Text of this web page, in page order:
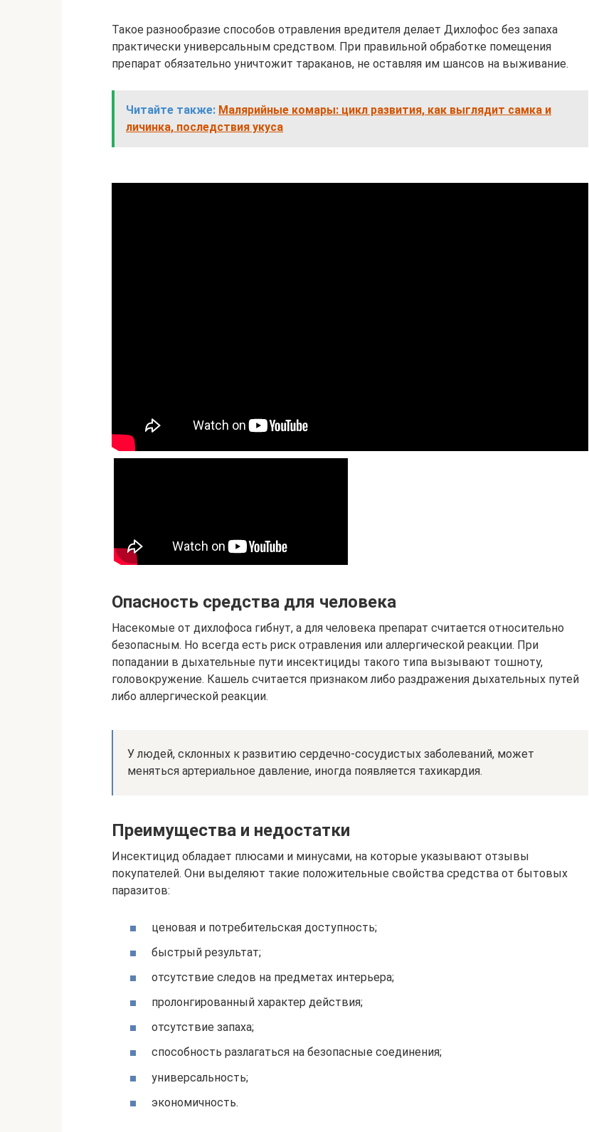
Такое разнообразие способов отравления вредителя делает Дихлофос без запаха
практически универсальным средством. При правильной обработке помещения
препарат обязательно уничтожит тараканов, не оставляя им шансов на выживание.
Читайте также: Малярийные комары: цикл развития, как выглядит самка и
личинка, последствия укуса
Опасность средства для человека
Насекомые от дихлофоса гибнут, а для человека препарат считается относительно
безопасным. Но всегда есть риск отравления или аллергической реакции. При
попадании в дыхательные пути инсектициды такого типа вызывают тошноту,
головокружение. Кашель считается признаком либо раздражения дыхательных путей
либо аллергической реакции.
У людей, склонных к развитию сердечно-сосудистых заболеваний, может
меняться артериальное давление, иногда появляется тахикардия.
Преимущества и недостатки
Инсектицид обладает плюсами и минусами, на которые указывают отзывы
покупателей. Они выделяют такие положительные свойства средства от бытовых
паразитов:
ценовая и потребительская доступность;
быстрый результат;
отсутствие следов на предметах интерьера;
пролонгированный характер действия;
отсутствие запаха;
способность разлагаться на безопасные соединения;
универсальность;
экономичность.